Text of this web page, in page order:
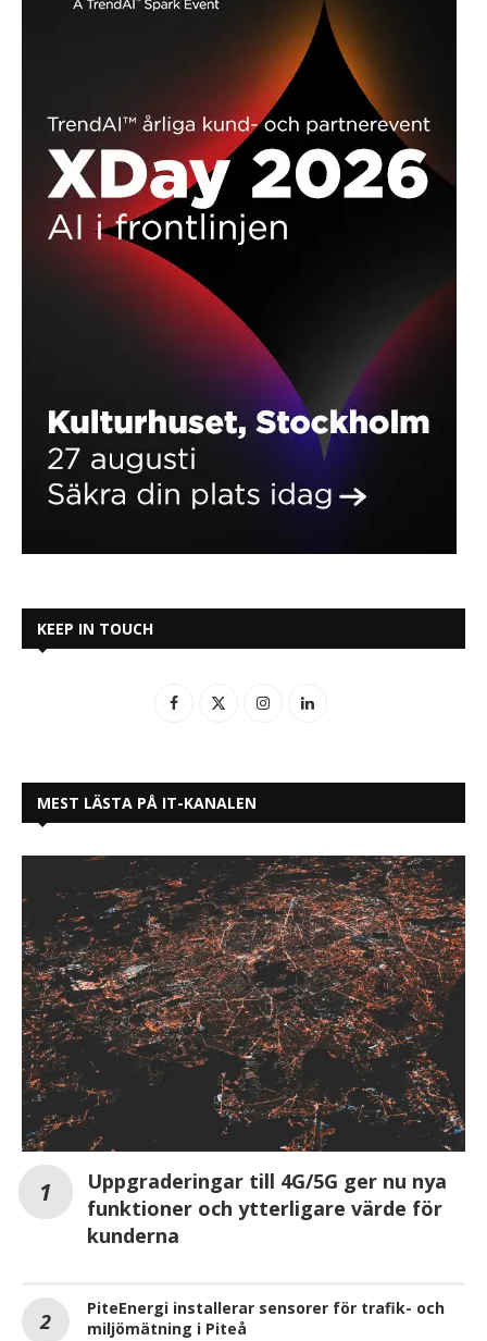
KEEP IN TOUCH
MEST LÄSTA PÅ IT-KANALEN
Uppgraderingar till 4G/5G ger nu nya
funktioner och ytterligare värde för
kunderna
PiteEnergi installerar sensorer för trafik- och
miljömätning i Piteå